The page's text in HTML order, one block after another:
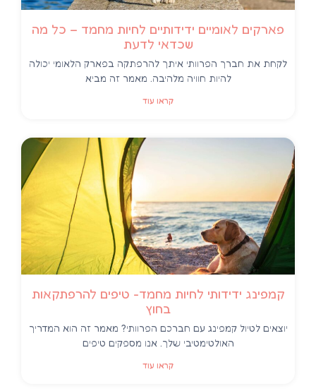
פארקים לאומיים ידידותיים לחיות מחמד – כל מה
שכדאי לדעת
לקחת את חברך הפרוותי איתך להרפתקה בפארק הלאומי יכולה
להיות חוויה מלהיבה. מאמר זה מביא
קראו עוד
קמפינג ידידותי לחיות מחמד- טיפים להרפתקאות
בחוץ
יוצאים לטיול קמפינג עם חברכם הפרוותי? מאמר זה הוא המדריך
האולטימטיבי שלך. אנו מספקים טיפים
קראו עוד